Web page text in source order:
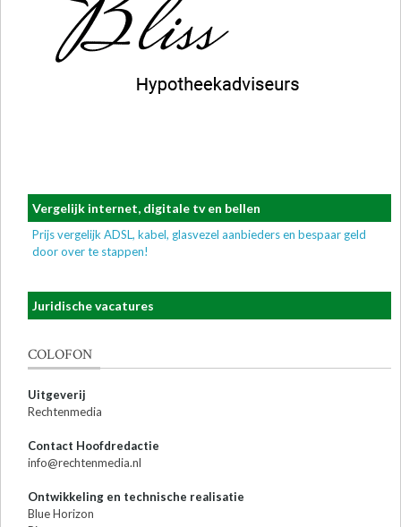
Vergelijk internet, digitale tv en bellen
Prijs vergelijk ADSL, kabel, glasvezel aanbieders en bespaar geld
door over te stappen!
Juridische vacatures
COLOFON
Uitgeverij
Rechtenmedia
Contact Hoofdredactie
info@rechtenmedia.nl
Ontwikkeling en technische realisatie
Blue Horizon